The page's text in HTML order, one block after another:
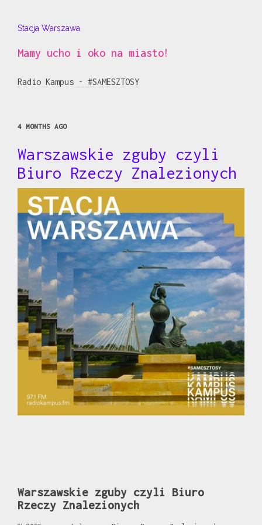
Stacja Warszawa
Mamy ucho i oko na miasto!
Radio Kampus - #SAMESZTOSY
4 MONTHS AGO
Warszawskie zguby czyli
Biuro Rzeczy Znalezionych
Warszawskie zguby czyli Biuro
Rzeczy Znalezionych